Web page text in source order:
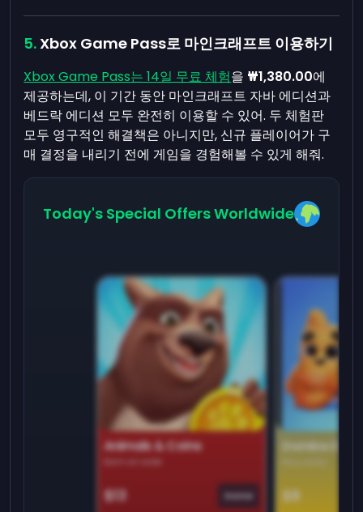
Xbox Game Pass로 마인크래프트 이용하기
Xbox Game Pass는 14일 무료 체험을 ₩1,380.00에
제공하는데, 이 기간 동안 마인크래프트 자바 에디션과
베드락 에디션 모두 완전히 이용할 수 있어. 두 체험판
모두 영구적인 해결책은 아니지만, 신규 플레이어가 구
매 결정을 내리기 전에 게임을 경험해볼 수 있게 해줘.
Today's Special Offers Worldwide
Animals & Coins
Earn on side
$13 Game
Domino
$9